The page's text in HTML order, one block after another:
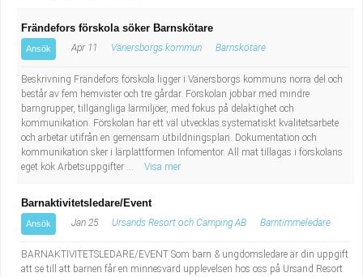
Frändefors förskola söker Barnskötare
Ansök Apr 11 Vänersborgs kommun Barnskötare
Beskrivning Frändefors förskola ligger i Vänersborgs kommuns norra del och
består av fem hemvister och tre gårdar. Förskolan jobbar med mindre
barngrupper, tillgängliga lärmiljöer, med fokus på delaktighet och
kommunikation. Förskolan har ett väl utvecklas systematiskt kvalitetsarbete
och arbetar utifrån en gemensam utbildningsplan. Dokumentation och
kommunikation sker i lärplattformen Infomentor. All mat tillagas i förskolans
eget kök Arbetsuppgifter ...
Visa mer
Barnaktivitetsledare/Event
Ansök Jan 25 Ursands Resort och Camping AB Barntimmeledare
BARNAKTIVITETSLEDARE/EVENT Som barn & ungdomsledare är din uppgift
att se till att barnen får en minnesvärd upplevelsen hos oss på Ursand Resort